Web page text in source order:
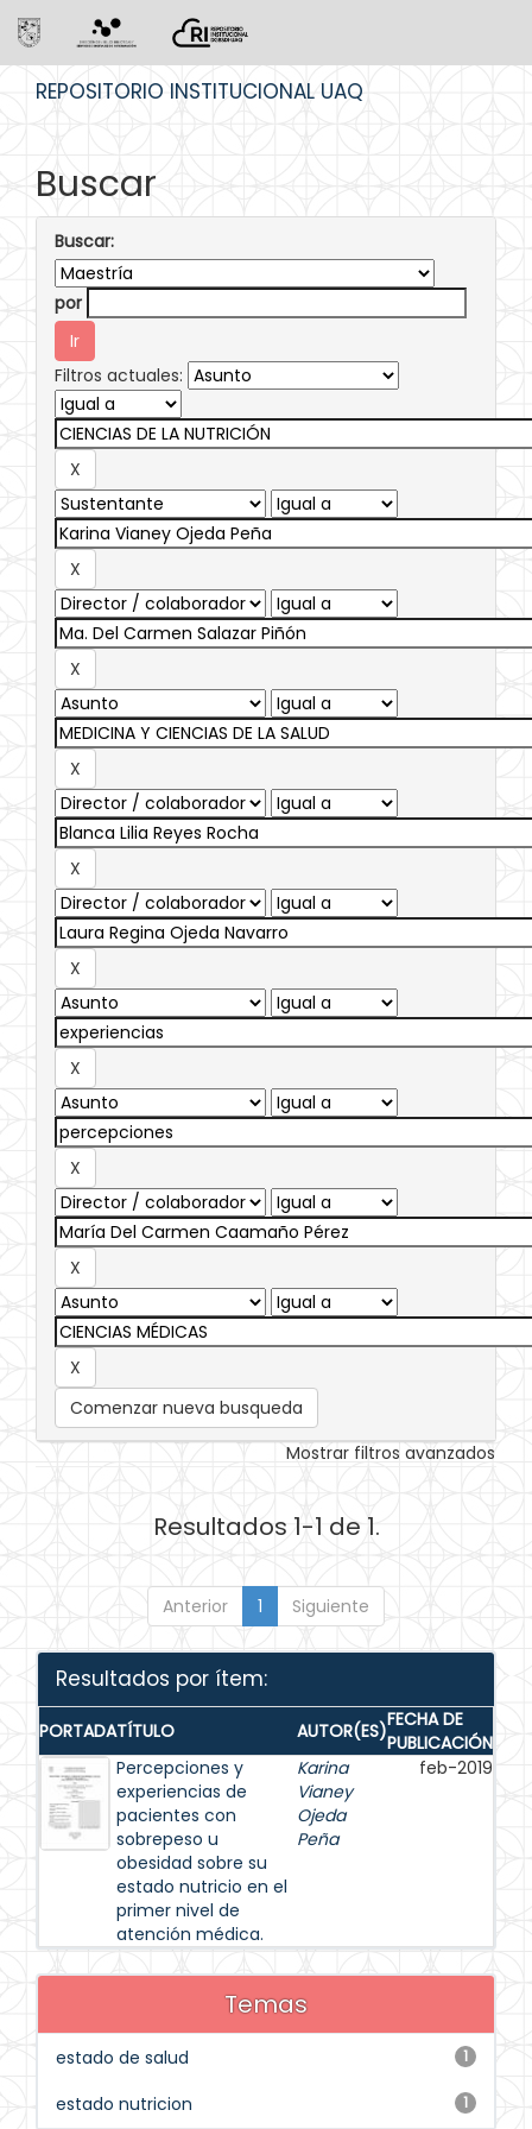
REPOSITORIO INSTITUCIONAL UAQ
Buscar
Buscar:
por
Filtros actuales:
Comenzar nueva busqueda
Mostrar filtros avanzados
Resultados 1-1 de 1.
Anterior 1 Siguiente
Resultados por ítem:
PORTADATÍTULO AUTOR(ES)FECHA DE
PUBLICACIÓN
Percepciones y
experiencias de
pacientes con
sobrepeso u
obesidad sobre su
estado nutricio en el
primer nivel de
atención médica.
Karina
Vianey
Ojeda
Peña
feb-2019
Temas
1
estado de salud
1
estado nutricion